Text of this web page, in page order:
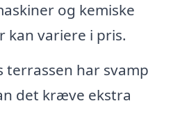
og kemiske
kan variere i pris.
terrassen har svamp
det kræve ekstra